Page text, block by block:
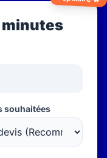
minutes
souhaitées